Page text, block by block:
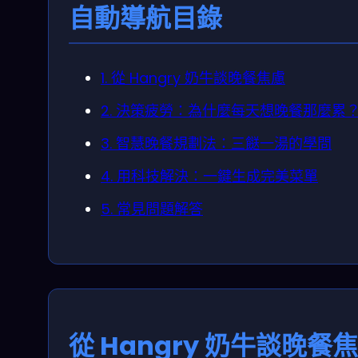
自動導航目錄
1. 從 Hangry 奶牛談晚餐焦慮
2. 決策疲勞：為什麼每天想晚餐那麼累
3. 智慧晚餐規劃法：三餸一湯的學問
4. 用科技解決：一鍵生成完美菜單
5. 常見問題解答
從 Hangry 奶牛談晚餐